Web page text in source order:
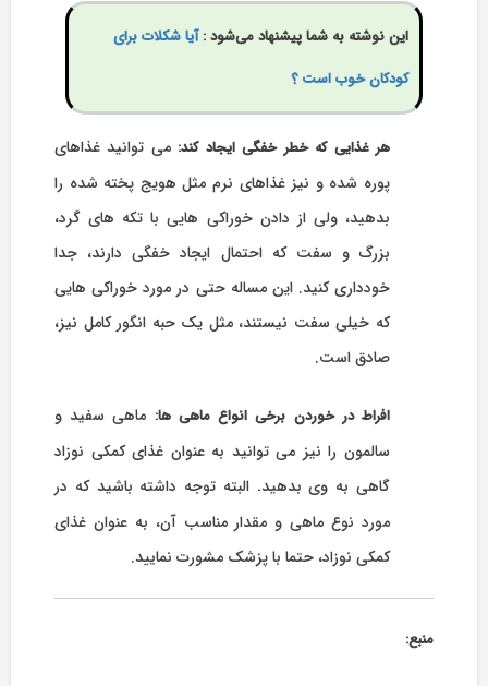
این نوشته به شما پیشنهاد می‌شود :آیا شکلات برای
کودکان خوب است ؟
هر غذایی که خطر خفگی ایجاد کند: می توانید غذاهای
پوره شده و نیز غذاهای نرم مثل هویج پخته شده را
بدهید، ولی از دادن خوراکی هایی با تکه های گرد،
بزرگ و سفت که احتمال ایجاد خفگی دارند، جدا
خودداری کنید. این مساله حتی در مورد خوراکی هایی
که خیلی سفت نیستند، مثل یک حبه انگور کامل نیز،
صادق است.
افراط در خوردن برخی انواع ماهی ها: ماهی سفید و
سالمون را نیز می توانید به عنوان غذای کمکی نوزاد
گاهی به وی بدهید.البته توجه داشته باشید که در
مورد نوع ماهی و مقدار مناسب آن، به عنوان غذای
کمکی نوزاد، حتما با پزشک مشورت نمایید.
منبع: